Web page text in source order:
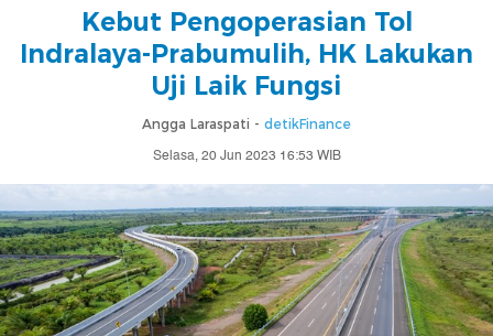
Kebut Pengoperasian Tol
Indralaya-Prabumulih, HK Lakukan
Uji Laik Fungsi
Angga Laraspati - detikFinance
Selasa, 20 Jun 2023 16:53 WIB